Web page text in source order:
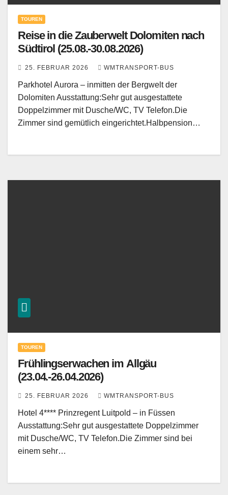
TOUREN
Reise in die Zauberwelt Dolomiten nach
Südtirol (25.08.-30.08.2026)
25. FEBRUAR 2026 WMTRANSPORT-BUS
Parkhotel Aurora – inmitten der Bergwelt der
Dolomiten Ausstattung:Sehr gut ausgestattete
Doppelzimmer mit Dusche/WC, TV Telefon.Die
Zimmer sind gemütlich eingerichtet.Halbpension…
TOUREN
Frühlingserwachen im Allgäu
(23.04.-26.04.2026)
25. FEBRUAR 2026 WMTRANSPORT-BUS
Hotel 4**** Prinzregent Luitpold – in Füssen
Ausstattung:Sehr gut ausgestattete Doppelzimmer
mit Dusche/WC, TV Telefon.Die Zimmer sind bei
einem sehr…